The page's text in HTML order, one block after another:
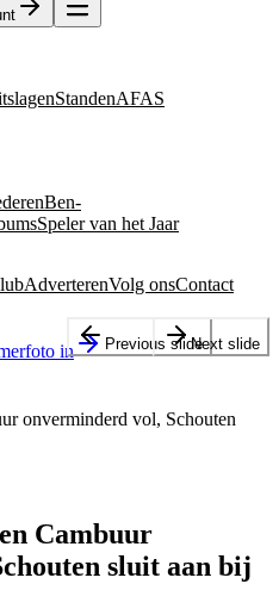
StandenAFAS
Ben-
Speler van het Jaar
AdverterenVolg onsContact
in
Cambuur
sluit aan bij
Previous slideNext slide